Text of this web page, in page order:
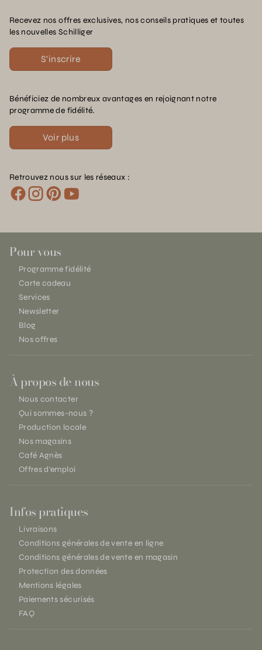
Recevez nos offres exclusives, nos conseils pratiques et toutes
les nouvelles Schilliger
S'inscrire
Bénéficiez de nombreux avantages en rejoignant notre
programme de fidélité.
Voir plus
Retrouvez nous sur les réseaux :
Pour vous
Programme fidélité
Carte cadeau
Services
Newsletter
Blog
Nos offres
À propos de nous
Nous contacter
Qui sommes-nous ?
Production locale
Nos magasins
Café Agnès
Offres d'emploi
Infos pratiques
Livraisons
Conditions générales de vente en ligne
Conditions générales de vente en magasin
Protection des données
Mentions légales
Paiements sécurisés
FAQ